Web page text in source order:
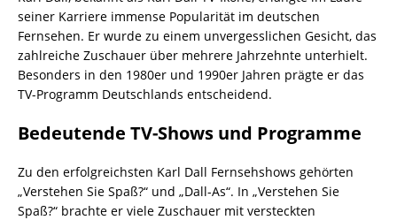
seiner Karriere immense Popularität im deutschen
Fernsehen. Er wurde zu einem unvergesslichen Gesicht, das
zahlreiche Zuschauer über mehrere Jahrzehnte unterhielt.
Besonders in den 1980er und 1990er Jahren prägte er das
TV-Programm Deutschlands entscheidend.
Bedeutende TV-Shows und Programme
Zu den erfolgreichsten Karl Dall Fernsehshows gehörten
„Verstehen Sie Spaß?“ und „Dall-As“. In „Verstehen Sie
Spaß?“ brachte er viele Zuschauer mit versteckten